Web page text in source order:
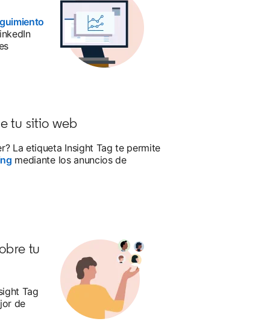
tu sitio web
La etiqueta Insight Tag te permite
mediante los anuncios de
tu
Tag
de